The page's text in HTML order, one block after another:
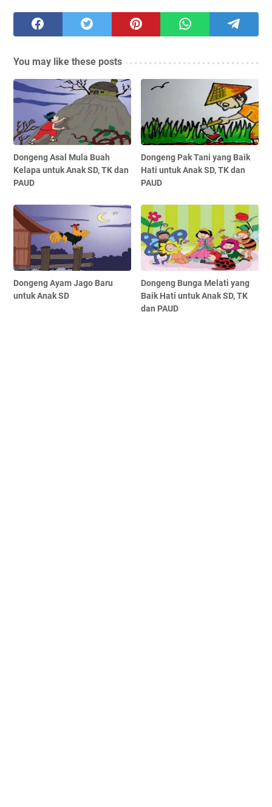
You may like these posts
Dongeng Asal Mula Buah
Kelapa untuk Anak SD, TK dan
PAUD
Dongeng Pak Tani yang Baik
Hati untuk Anak SD, TK dan
PAUD
Dongeng Ayam Jago Baru
untuk Anak SD
Dongeng Bunga Melati yang
Baik Hati untuk Anak SD, TK
dan PAUD